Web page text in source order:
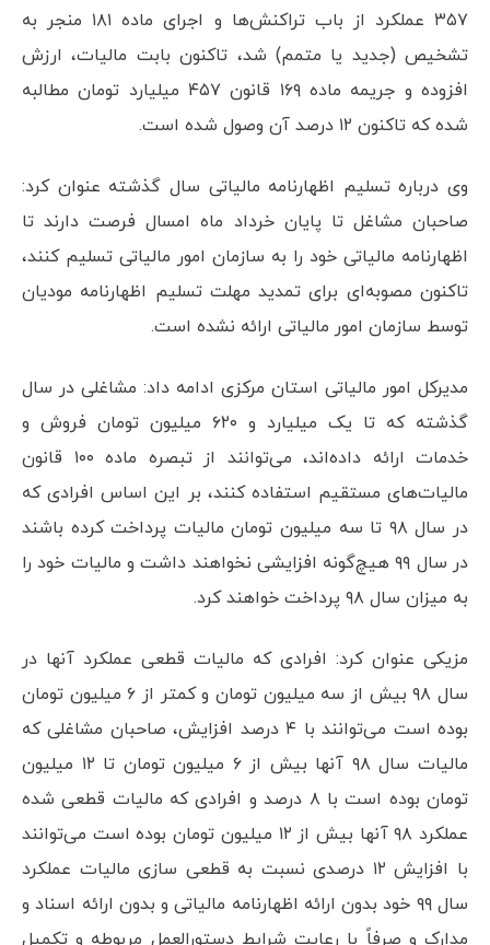
۳۵۷ عملکرد از باب تراکنش‌ها و اجرای ماده ۱۸۱ منجر به
تشخیص (جدید یا متمم) شد، تاکنون بابت مالیات، ارزش
افزوده و جریمه ماده ۱۶۹ قانون ۴۵۷ میلیارد تومان مطالبه
شده که تاکنون ۱۲ درصد آن وصول شده است.
وی درباره تسلیم اظهارنامه مالیاتی سال گذشته عنوان کرد:
صاحبان مشاغل تا پایان خرداد ماه امسال فرصت دارند تا
اظهارنامه مالیاتی خود را به سازمان امور مالیاتی تسلیم کنند،
تاکنون مصوبه‌ای برای تمدید مهلت تسلیم اظهارنامه مودیان
توسط سازمان امور مالیاتی ارائه نشده است.
مدیرکل امور مالیاتی استان مرکزی ادامه داد: مشاغلی در سال
گذشته که تا یک میلیارد و ۶۲۰ میلیون تومان فروش و
خدمات ارائه داده‌اند، می‌توانند از تبصره ماده ۱۰۰ قانون
مالیات‌های مستقیم استفاده کنند، بر این اساس افرادی که
در سال ۹۸ تا سه میلیون تومان مالیات پرداخت کرده باشند
در سال ۹۹ هیچ‌گونه افزایشی نخواهند داشت و مالیات خود را
به میزان سال ۹۸ پرداخت خواهند کرد.
مزیکی عنوان کرد: افرادی که مالیات قطعی عملکرد آنها در
سال ۹۸ بیش از سه میلیون تومان و کمتر از ۶ میلیون تومان
بوده است می‌توانند با ۴ درصد افزایش، صاحبان مشاغلی که
مالیات سال ۹۸ آنها بیش از ۶ میلیون تومان تا ۱۲ میلیون
تومان بوده است با ۸ درصد و افرادی که مالیات قطعی شده
عملکرد ۹۸ آنها بیش از ۱۲ میلیون تومان بوده است می‌توانند
با افزایش ۱۲ درصدی نسبت به قطعی سازی مالیات عملکرد
سال ۹۹ خود بدون ارائه اظهارنامه مالیاتی و بدون ارائه اسناد و
مدارک و صرفاً با رعایت شرایط دستورالعمل مربوطه و تکمیل